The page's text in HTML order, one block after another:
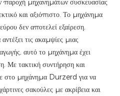
παροχή μηχανημάτων συσκευασίας
και αξιόπιστο. Το μηχάνημα
δεν αποτελεί εξαίρεση.
τις ακαμψίες μιας
αυτό το μηχάνημα έχει
Με τακτική συντήρηση και
στο μηχάνημα Durzerd για να
σακούλες με ακρίβεια και